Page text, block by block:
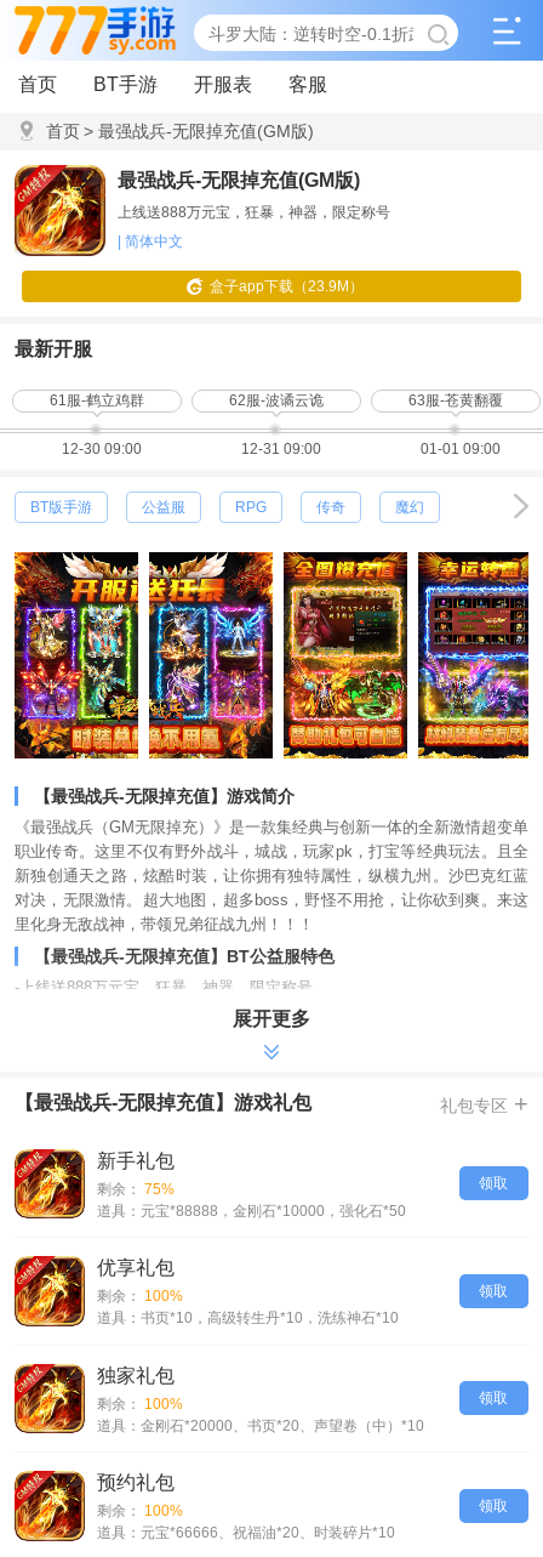
首页 BT手游 开服表 客服
首页> 最强战兵-无限掉充值(GM版)
最强战兵-无限掉充值(GM版)
上线送888万元宝，狂暴，神器，限定称号
| 简体中文
盒子app下载（23.9M）
最新开服
61服-鹤立鸡群
12-30 09:00
62服-波谲云诡
12-31 09:00
63服-苍黄翻覆
01-01 09:00
BT版手游 公益服 RPG 传奇 魔幻
【最强战兵-无限掉充值】游戏简介
《最强战兵（GM无限掉充）》是一款集经典与创新一体的全新激情超变单
职业传奇。这里不仅有野外战斗，城战，玩家pk，打宝等经典玩法。且全
新独创通天之路，炫酷时装，让你拥有独特属性，纵横九州。沙巴克红蓝
对决，无限激情。超大地图，超多boss，野怪不用抢，让你砍到爽。来这
里化身无敌战神，带领兄弟征战九州！！！
【最强战兵-无限掉充值】BT公益服特色
-上线送888万元宝，狂暴，神器，限定称号
-充值比例1:10000，首充三倍，每周五重置首充
-开通GM权限领万元充值卡，时装全靠兑换不用氪
-极致攻速，超变单职业，全新独创，超高攻速爆绿
-开通GM权限第一天送1000元充值卡，之后每天上线送500元充值卡，打
怪无限掉充值
535653759，235870841
【最强战兵-无限掉充值】VIP介绍
青铜=88RMB
黄金=888RMB
白金=2000RMB
王者=5000RMB；超凡=10000RMB
展开更多
【最强战兵-无限掉充值】游戏礼包 礼包专区 +
领取
新手礼包
剩余： 75%
道具：元宝*88888，金刚石*10000，强化石*50
领取
优享礼包
剩余：
100%
道具：书页*10，高级转生丹*10，洗练神石*10
领取
独家礼包
剩余：
100%
道具：金刚石*20000、书页*20、声望卷（中）*10
领取
预约礼包
剩余：
100%
道具：元宝*66666、祝福油*20、时装碎片*10